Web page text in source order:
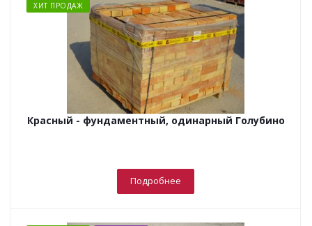
ХИТ ПРОДАЖ
Красный - фундаментный, одинарный Голубино
Подробнее